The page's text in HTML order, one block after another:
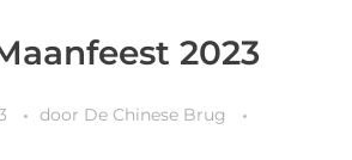
2023
door De Chinese Brug